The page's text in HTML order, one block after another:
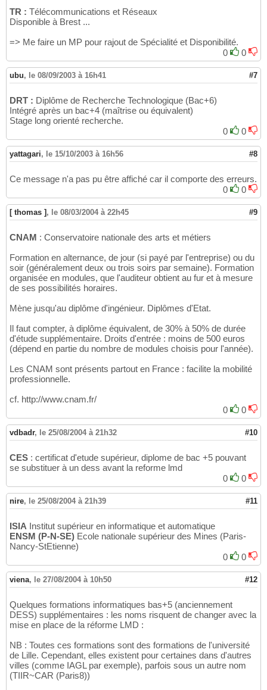
TR : Télécommunications et Réseaux
Disponible à Brest ...
=> Me faire un MP pour rajout de Spécialité et Disponibilité.
0
0
ubu, le 08/09/2003 à 16h41 #7
DRT : Diplôme de Recherche Technologique (Bac+6)
Intégré après un bac+4 (maîtrise ou équivalent)
Stage long orienté recherche.
0
0
yattagari, le 15/10/2003 à 16h56 #8
Ce message n'a pas pu être affiché car il comporte des erreurs.
0
0
[ thomas ] , le 08/03/2004 à 22h45 #9
CNAM : Conservatoire nationale des arts et métiers
Formation en alternance, de jour (si payé par l'entreprise) ou du
soir (généralement deux ou trois soirs par semaine). Formation
organisée en modules, que l'auditeur obtient au fur et à mesure
de ses possibilités horaires.
Mène jusqu'au diplôme d'ingénieur. Diplômes d'Etat.
Il faut compter, à diplôme équivalent, de 30% à 50% de durée
d'étude supplémentaire. Droits d'entrée : moins de 500 euros
(dépend en partie du nombre de modules choisis pour l'année).
Les CNAM sont présents partout en France : facilite la mobilité
professionnelle.
cf. http://www.cnam.fr/
0
0
vdbadr, le 25/08/2004 à 21h32 #10
CES : certificat d'etude supérieur, diplome de bac +5 pouvant
se substituer à un dess avant la reforme lmd
0
0
nire, le 25/08/2004 à 21h39 #11
ISIA Institut supérieur en informatique et automatique
ENSM (P-N-SE) Ecole nationale supérieur des Mines (Paris-
Nancy-StEtienne)
0
0
viena, le 27/08/2004 à 10h50 #12
Quelques formations informatiques bas+5 (anciennement
DESS) supplémentaires : les noms risquent de changer avec la
mise en place de la réforme LMD :
NB : Toutes ces formations sont des formations de l'université
de Lille. Cependant, elles existent pour certaines dans d'autres
villes (comme IAGL par exemple), parfois sous un autre nom
(TIIR~CAR (Paris8))